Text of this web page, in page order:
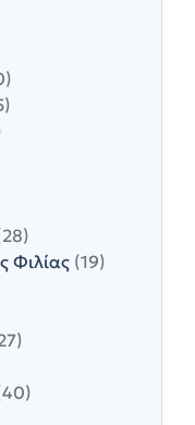
Φιλίας (19)